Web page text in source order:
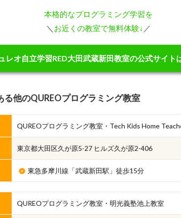
本格的なプログラミング学習を
＼ お近くの教室で無料体験↓ ／
レオ自立学習RED大田武蔵新田教室の公式サイト
る他のQUREOプログラミング教室
QUREOプログラミング教室・Tech Kids Home
東京都大田区久が原5-27 ヒルズ久が原2-406
東急多摩川線「武蔵新田駅」徒歩15分
QUREOプログラミング教室・明光義塾池上教室